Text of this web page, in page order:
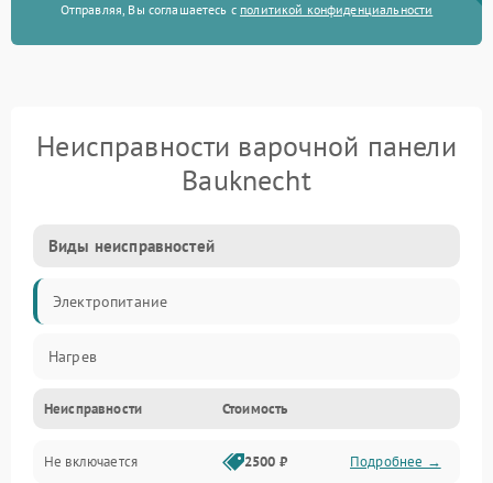
Отправляя, Вы соглашаетесь с политикой конфиденциальности
Неисправности варочной панели
Bauknecht
Виды неисправностей
Электропитание
Нагрев
Неисправности Стоимость
Не включается 2500 ₽ Подробнее →